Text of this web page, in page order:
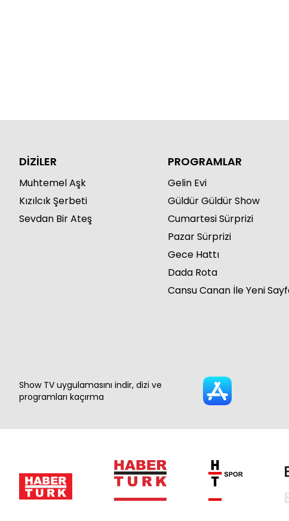
DİZİLER
Muhtemel Aşk
Kızılcık Şerbeti
Sevdan Bir Ateş
PROGRAMLAR
Gelin Evi
Güldür Güldür Show
Cumartesi Sürprizi
Pazar Sürprizi
Gece Hattı
Dada Rota
Cansu Canan İle Yeni
Show TV uygulamasını indir, dizi ve
programları kaçırma